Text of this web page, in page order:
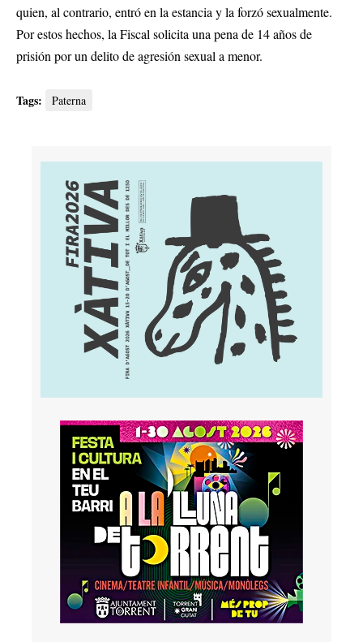
quien, al contrario, entró en la estancia y la forzó sexualmente.
Por estos hechos, la Fiscal solicita una pena de 14 años de
prisión por un delito de agresión sexual a menor.
Tags: Paterna